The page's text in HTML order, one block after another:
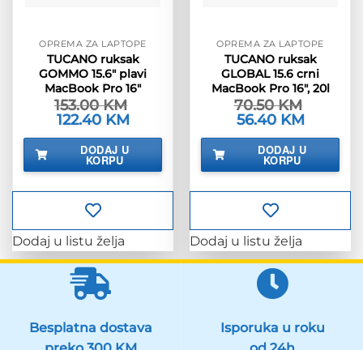
OPREMA ZA LAPTOPE
TUCANO ruksak
GOMMO 15.6″ plavi
MacBook Pro 16″
153.00KM
Izvorna
bila
153.00 KM.
122.40 KM
je:
DODAJ U
KORPU
Dodaj u listu želja
OPREMA ZA LAPTOPE
TUCANO ruksak
GLOBAL 15.6 crni
MacBook Pro 16″, 20l
70.50KM
Izvorna
cijena
bila
70.50 KM.
56.40 KM
je:
56.40 KM.
DODAJ U
KORPU
Dodaj u listu želja
Besplatna dostava
Isporuka u roku